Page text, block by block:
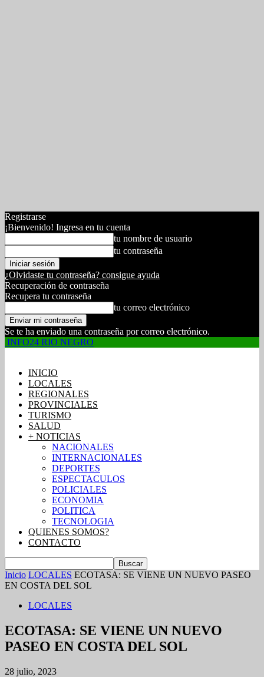
Registrarse
¡Bienvenido! Ingresa en tu cuenta
tu nombre de usuario
tu contraseña
¿Olvidaste tu contraseña? consigue ayuda
Recuperación de contraseña
Recupera tu contraseña
tu correo electrónico
Se te ha enviado una contraseña por correo electrónico.
INFO24 RIO NEGRO
INICIO
LOCALES
REGIONALES
PROVINCIALES
TURISMO
SALUD
+ NOTICIAS
NACIONALES
INTERNACIONALES
DEPORTES
ESPECTACULOS
POLICIALES
ECONOMIA
POLITICA
TECNOLOGIA
QUIENES SOMOS?
CONTACTO
Inicio LOCALES ECOTASA: SE VIENE UN NUEVO PASEO
EN COSTA DEL SOL
LOCALES
ECOTASA: SE VIENE UN NUEVO
PASEO EN COSTA DEL SOL
28 julio, 2023